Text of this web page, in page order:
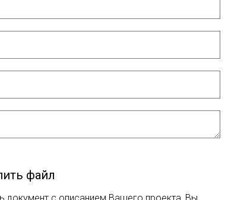
файл
документ с описанием Вашего проекта, Вы